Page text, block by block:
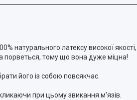
натурального латексу високої якості,
порветься, тому що вона дуже міцна!
його із собою повсякчас.
при цьому звикання м'язів.